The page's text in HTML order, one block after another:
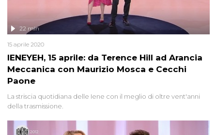
IENEYEH, 15 aprile: da Terence Hill ad Arancia
Meccanica con Maurizio Mosca e Cecchi
Paone
22 min
15 aprile 2020
La striscia quotidiana delle Iene con il meglio di oltre vent'anni
della trasmissione.